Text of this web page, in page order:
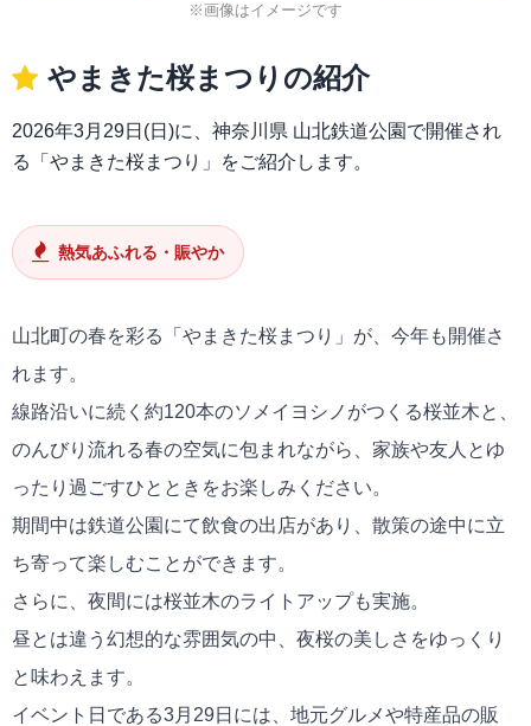
※画像はイメージです
やまきた桜まつりの紹介
2026年3月29日(日)に、神奈川県 山北鉄道公園で開催され
る「やまきた桜まつり」をご紹介します。
熱気あふれる・賑やか
山北町の春を彩る「やまきた桜まつり」が、今年も開催さ
れます。
線路沿いに続く約120本のソメイヨシノがつくる桜並木と、
のんびり流れる春の空気に包まれながら、家族や友人とゆ
ったり過ごすひとときをお楽しみください。
期間中は鉄道公園にて飲食の出店があり、散策の途中に立
ち寄って楽しむことができます。
さらに、夜間には桜並木のライトアップも実施。
昼とは違う幻想的な雰囲気の中、夜桜の美しさをゆっくり
と味わえます。
イベント日である3月29日には、地元グルメや特産品の販